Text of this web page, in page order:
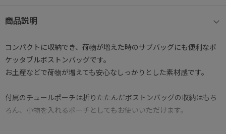
商品説明
コンパクトに収納でき、荷物が増えた時のサブバッグにも便利なポ
ケッタブルボストンバッグです。
お土産などで荷物が増えても安心なしっかりとした素材感です。
付属のチュールポーチは折りたたんだボストンバッグの収納はもち
ろん、小物を入れるポーチとしてもお使いいただけます。